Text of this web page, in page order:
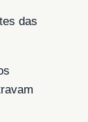
das